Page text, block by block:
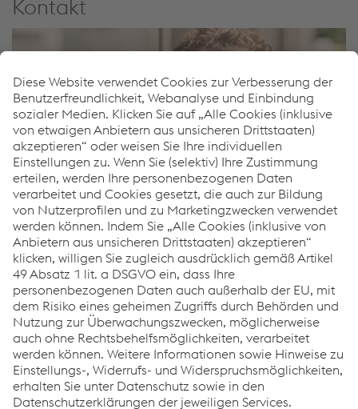
Kontakt
Stefan Obermoser
Head of Sustainability
E-Mail senden
Links
Über uns